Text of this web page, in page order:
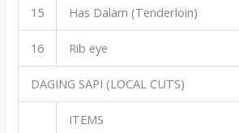
15 Has Dalam (Tenderloin)
16 Rib eye
DAGING SAPI (LOCAL CUTS)
ITEMS